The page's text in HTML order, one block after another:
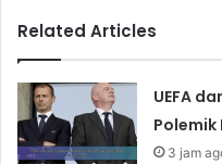
Related Articles
UEFA
Polemik
3 jam